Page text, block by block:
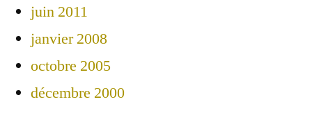
juin 2011
janvier 2008
octobre 2005
décembre 2000